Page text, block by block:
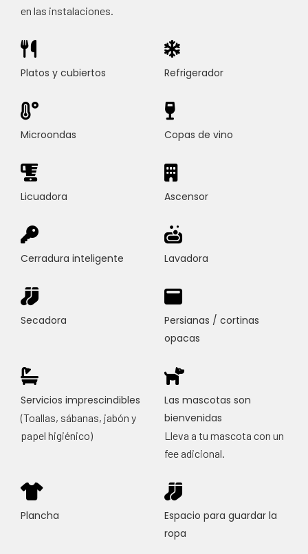
en las instalaciones.
Platos y cubiertos Refrigerador
Microondas Copas de vino
Licuadora Ascensor
Cerradura inteligente Lavadora
Secadora
Persianas / cortinas
opacas
Servicios imprescindibles
(Toallas, sábanas, jabón y
papel higiénico)
Las mascotas son
bienvenidas
Lleva a tu mascota con un
fee adicional.
Plancha
Espacio para guardar la
ropa